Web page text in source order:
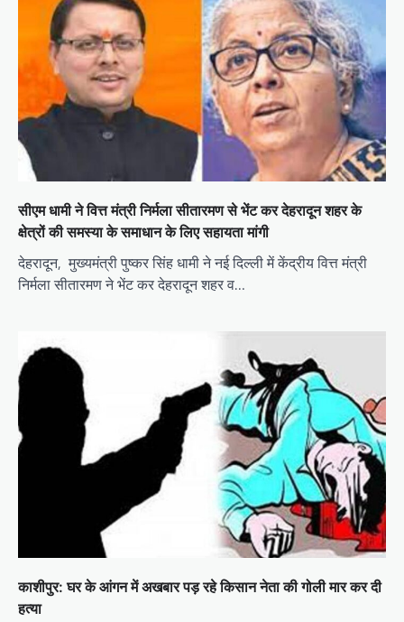
a
i
o
सीएम धामी ने वित्त मंत्री निर्मला सीतारमण से भेंट कर देहरादून शहर के
क्षेत्रों की समस्या के समाधान के लिए सहायता मांगी
देहरादून, मुख्यमंत्री पुष्कर सिंह धामी ने नई दिल्ली में केंद्रीय वित्त मंत्री
निर्मला सीतारमण ने भेंट कर देहरादून शहर व…
काशीपुर: घर के आंगन में अखबार पड़ रहे किसान नेता की गोली मार कर दी
हत्या